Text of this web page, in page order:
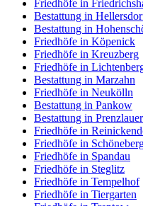
Friedhöfe in
Bestattung in
Bestattung in
Friedhöfe in Köpenick
Friedhöfe in Kreuzberg
Friedhöfe in
Bestattung in Marzahn
Friedhöfe in Neukölln
Bestattung in Pankow
Bestattung in
Friedhöfe in
Friedhöfe in
Friedhöfe in Spandau
Friedhöfe in Steglitz
Friedhöfe in Tempelhof
Friedhöfe in Tiergarten